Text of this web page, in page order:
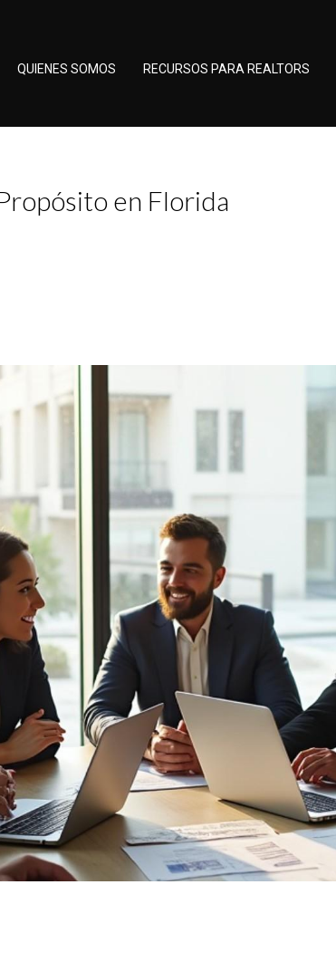
QUIENES SOMOS RECURSOS PARA REALTORS
en Florida